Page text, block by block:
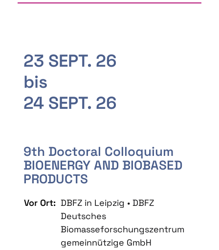
23 SEPT. 26
bis
24 SEPT. 26
9th Doctoral Colloquium
BIOENERGY AND BIOBASED
PRODUCTS
Vor Ort: DBFZ in Leipzig • DBFZ
Deutsches
Biomasseforschungszentrum
gemeinnützige GmbH